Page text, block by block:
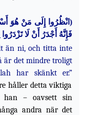
(انْظُرُوا إِلَى مَنْ هُوَ
فَإِنَّهُ أَجْدَرُ أَنْ لَا
än ni, och titta inte
är det mindre troligt
har skänkt er.”
håller detta viktiga
han – oavsett sin
andra när det